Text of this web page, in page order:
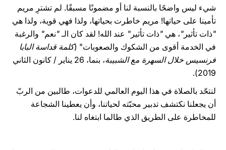
شيء ليس واضحًا بالنسبة لنا أو مضمونًا مسبقًا. لم تشترِ مريم
تأمينا على حياتها! مريم خاطرت بحياتها، ولذا فهي قوية، ولذا هي
"ذات تأثير "، هي "ذات تأثير " عند الله! لقد كان الـ"نعم" والرغبة
في الخدمة أقوى من الشكوك والصعوبات" (كلمة قداسة البابا
فرنسيس خلال السهرة مع الشبيبة
، بنما، 26 يناير / كانون الثاني
2019).
لنتحّد بالصلاة في هذا اليوم العالمي للدعوات، طالبين من الربّ
أن يجعلنا نكتشف تدبير محبّته لحياتنا، وأن يعطينا الشجاعة
للمخاطرة على الطريق الذي طالما ابتغاه لنا.